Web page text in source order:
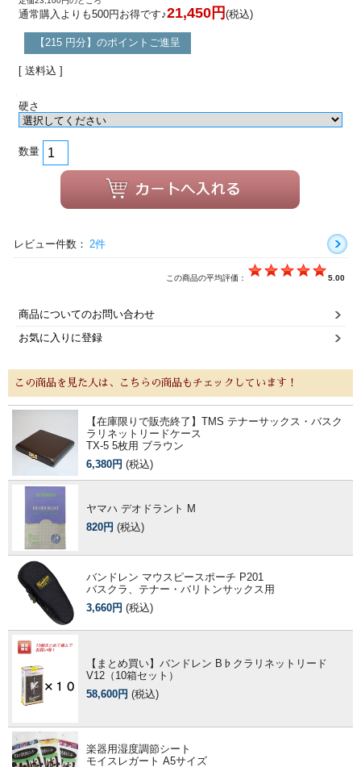
通常購入よりも500円お得です♪21,450円 (税込)
【215 円分】のポイントご進呈
[ 送料込 ]
硬さ
数量
レビュー件数： 2件
この商品の平均評価： 5.00
商品についてのお問い合わせ
お気に入りに登録
この商品を見た人は、こちらの商品もチェックしています！
【在庫限りで販売終了】TMS テナーサックス・バスク
ラリネットリードケース
TX-5 5枚用 ブラウン
6,380円 (税込)
ヤマハ デオドラント M
820円 (税込)
バンドレン マウスピースポーチ P201
バスクラ、テナー・バリトンサックス用
3,660円 (税込)
【まとめ買い】バンドレン B♭クラリネットリード
V12（10箱セット）
58,600円 (税込)
楽器用湿度調節シート
モイスレガート A5サイズ